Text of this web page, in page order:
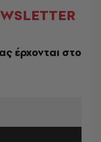
έρχονται στο